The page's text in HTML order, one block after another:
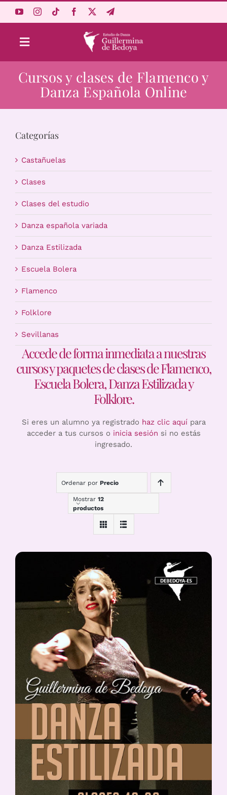
Toggle
Navigation
Aprende Online
Estudio
Carrito
Cursos y clases de Flamenco y
Danza Española Online
Categorías
Castañuelas
Clases
Clases del estudio
Danza española variada
Danza Estilizada
Escuela Bolera
Flamenco
Folklore
Sevillanas
Accede de forma inmediata a nuestras
cursos y paquetes de clases de Flamenco,
Escuela Bolera, Danza Estilizada y
Folklore.
Si eres un alumno ya registrado haz clic aquípara
acceder a tus cursos o inicia sesión si no estás
ingresado.
Ordenar por Precio
Mostrar 12
productos